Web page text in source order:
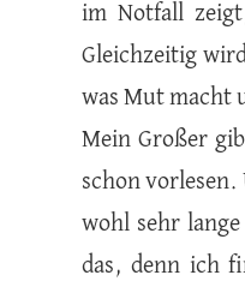
im Notfall
Gleichzeitig
was Mut macht
Mein Großer
schon vorlesen.
wohl sehr
das, denn ich